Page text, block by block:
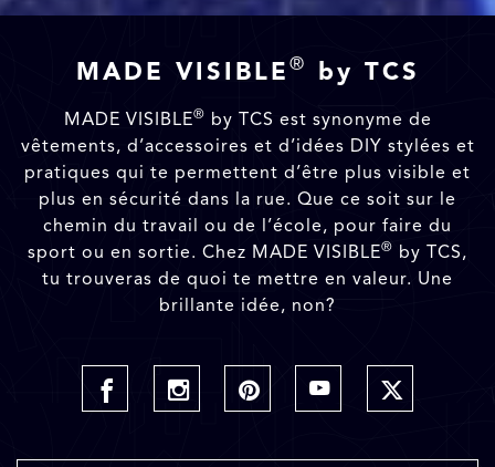
MADE VISIBLE ® by TCS
MADE VISIBLE® by TCS est synonyme de
vêtements, d’accessoires et d’idées DIY stylées et
pratiques qui te permettent d’être plus visible et
plus en sécurité dans la rue. Que ce soit sur le
chemin du travail ou de l’école, pour faire du
sport ou en sortie. Chez MADE VISIBLE® by TCS,
tu trouveras de quoi te mettre en valeur. Une
brillante idée, non?